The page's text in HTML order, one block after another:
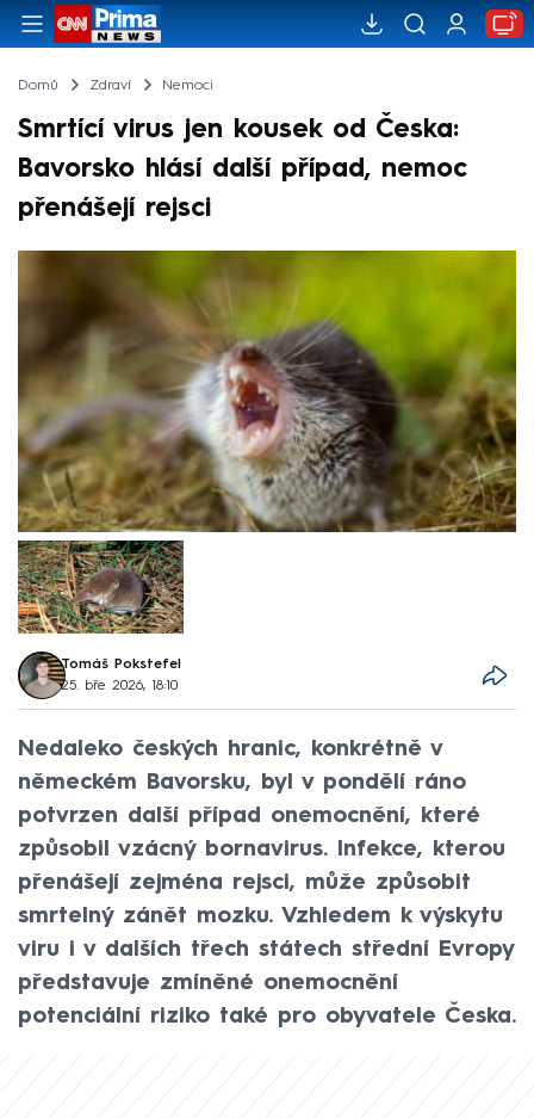
Domů Zdraví Nemoci
Smrtící virus jen kousek od Česka:
Bavorsko hlásí další případ, nemoc
přenášejí rejsci
Tomáš Pokstefel
25. bře 2026, 18:10
Nedaleko českých hranic, konkrétně v
německém Bavorsku, byl v pondělí ráno
potvrzen další případ onemocnění, které
způsobil vzácný bornavirus. Infekce, kterou
přenášejí zejména rejsci, může způsobit
smrtelný zánět mozku. Vzhledem k výskytu
viru i v dalších třech státech střední Evropy
představuje zmíněné onemocnění
potenciální riziko také pro obyvatele Česka.